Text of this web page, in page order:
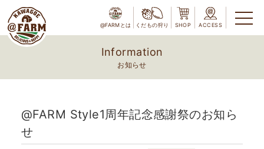
@FARMとは くだもの狩り SHOP ACCESS
Information
お知らせ
@FARM Style1周年記念感謝祭のお知ら
せ